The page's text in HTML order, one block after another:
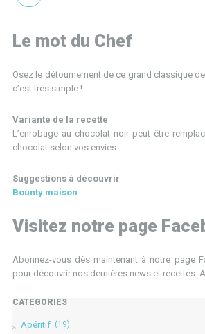
Le mot du Chef
Osez le détournement de ce grand classique
c’est très simple !
Variante de la recette
L’enrobage au chocolat noir peut être
chocolat selon vos envies.
Suggestions à découvrir
Bounty maison
Visitez notre page
Abonnez-vous dès maintenant à notre page
pour découvrir nos dernières news et recettes.
CATÉGORIES
Apéritif (19)